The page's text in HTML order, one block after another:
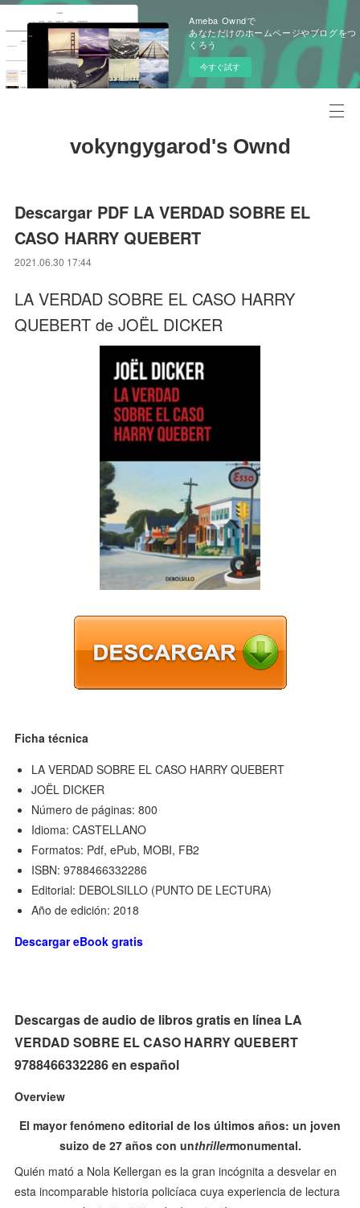
Ameba Owndで
あなただけのホームページやブログをつ
くろう
今すぐ試す
vokyngygarod's Ownd
Descargar PDF LA VERDAD SOBRE EL
CASO HARRY QUEBERT
2021.06.30 17:44
LA VERDAD SOBRE EL CASO HARRY
QUEBERT de JOËL DICKER
Ficha técnica
LA VERDAD SOBRE EL CASO HARRY QUEBERT
JOËL DICKER
Número de páginas: 800
Idioma: CASTELLANO
Formatos: Pdf, ePub, MOBI, FB2
ISBN: 9788466332286
Editorial: DEBOLSILLO (PUNTO DE LECTURA)
Año de edición: 2018
Descargar eBook gratis
Descargas de audio de libros gratis en línea LA
VERDAD SOBRE EL CASO HARRY QUEBERT
9788466332286 en español
Overview
El mayor fenómeno editorial de los últimos años: un joven
suizo de 27 años con unthrillermonumental.
Quién mató a Nola Kellergan es la gran incógnita a desvelar en
esta incomparable historia policíaca cuya experiencia de lectura